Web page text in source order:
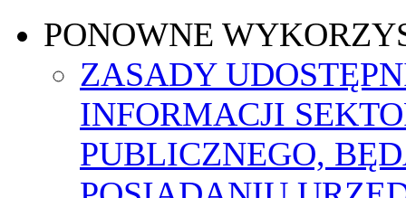
PONOWNE
ZASADY
INFORMACJI
PUBLICZNEGO,